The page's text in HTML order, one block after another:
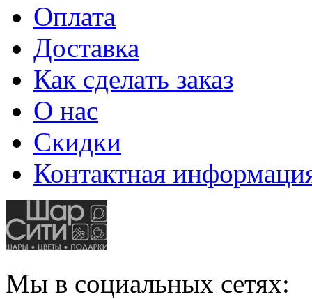
Оплата
Доставка
Как сделать заказ
О нас
Скидки
Контактная
Мы в социальных сетях: